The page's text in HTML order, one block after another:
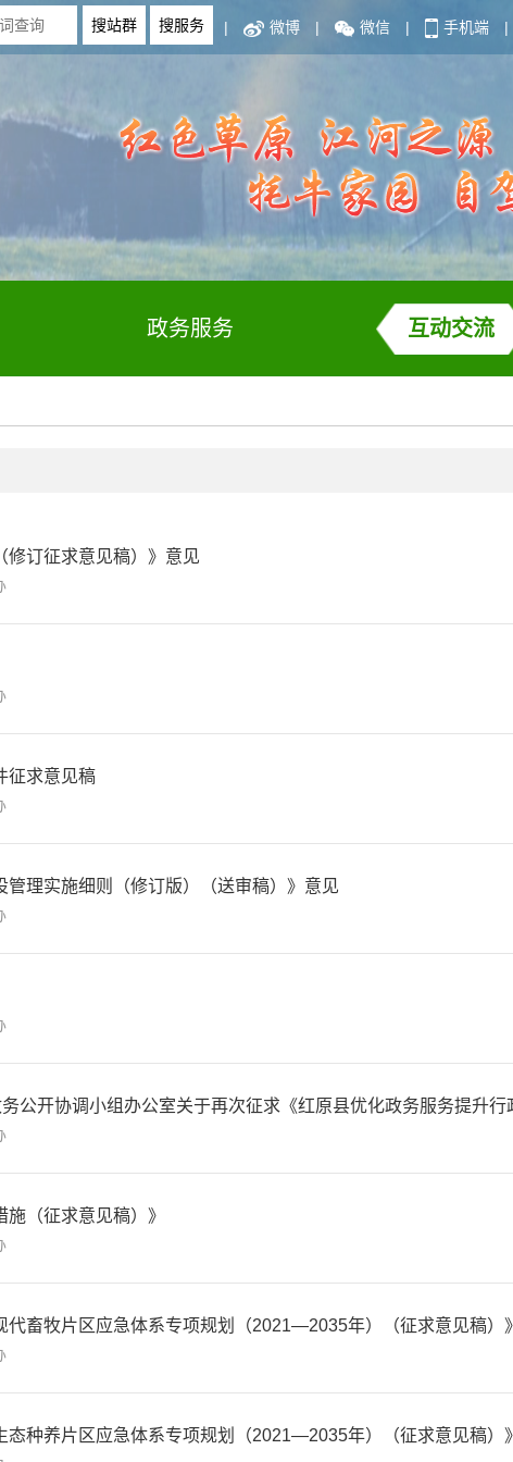
| 微博 | 微信 | 手机端 |
政务服务 互动交流
修订征求意见稿）》意见
征求意见稿
理实施细则（修订版）（送审稿）》意见
（征求意见稿）》
代畜牧片区应急体系专项规划（2021—2035年）（征求意见稿）
态种养片区应急体系专项规划（2021—2035年）（征求意见稿）